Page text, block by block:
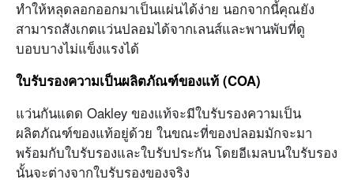
ทำให้หลุดลอกออกมาเป็นแผ่นได้ง่าย นอกจากนี้คุณยัง
สามารถสังเกตแว่นปลอมได้จากเลนส์และพานพับที่ดู
บอบบางไม่แข็งแรงได้
ใบรับรองความเป็นผลิตภัณฑ์ของแท้ (COA)
แว่นกันแดด Oakley ของแท้จะมีใบรับรองความเป็น
ผลิตภัณฑ์ของแท้อยู่ด้วย ในขณะที่ของปลอมมักจะมา
พร้อมกับใบรับรองและใบรับประกัน โดยอีเมลบนใบรับรอง
นั้นจะต่างจากใบรับรองของจริง